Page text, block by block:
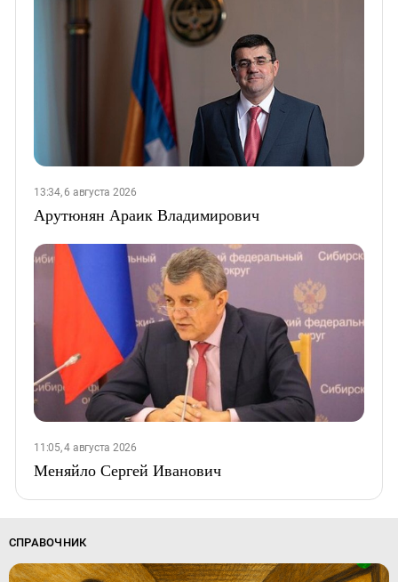
13:34, 6 августа 2026
Арутюнян Араик Владимирович
11:05, 4 августа 2026
Меняйло Сергей Иванович
СПРАВОЧНИК